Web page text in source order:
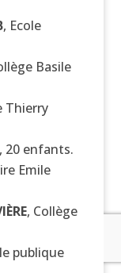
, Ecole
Basile
Thierry
20 enfants.
Emile
, Collège
publique